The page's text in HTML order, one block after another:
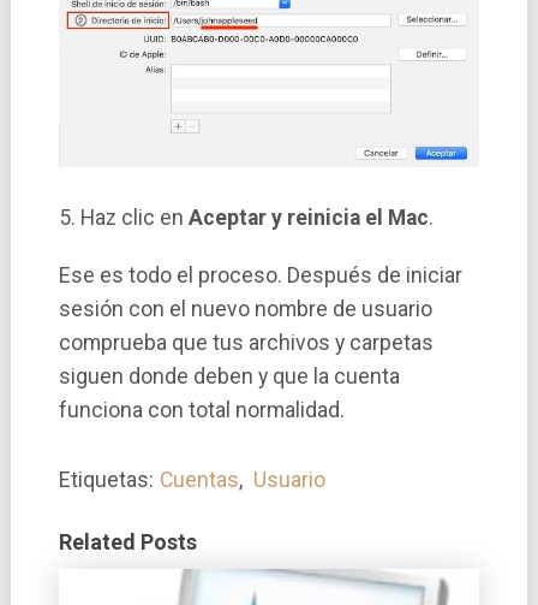
5. Haz clic en Aceptar y reinicia el Mac.
Ese es todo el proceso. Después de iniciar
sesión con el nuevo nombre de usuario
comprueba que tus archivos y carpetas
siguen donde deben y que la cuenta
funciona con total normalidad.
Etiquetas: Cuentas, Usuario
Related Posts